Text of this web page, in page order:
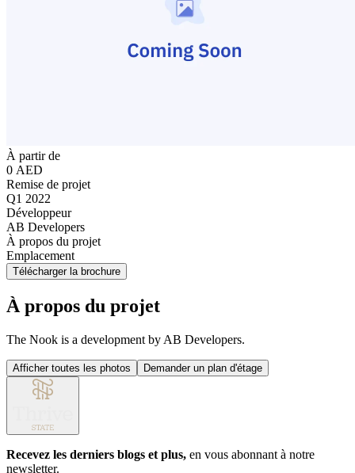
À partir de
0 AED
Remise de projet
Q1 2022
Développeur
AB Developers
À propos du projet
Emplacement
Télécharger la brochure
À propos du projet
The Nook is a development by AB Developers.
Afficher toutes les photos Demander un plan d'étage
Recevez les derniers blogs et plus, en vous abonnant à notre
newsletter.